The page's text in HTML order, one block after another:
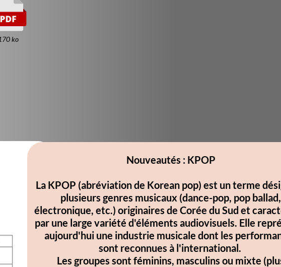
Nouveautés : KPOP
(abréviation de Korean pop) est un terme désignant
genres musicaux (dance-pop, pop ballad,
etc.) originaires de Corée du Sud et caractérisés
large variété d'éléments audiovisuels. Elle représente
une industrie musicale dont les performances
sont reconnues à l'international.
groupes sont féminins, masculins ou mixte (plus